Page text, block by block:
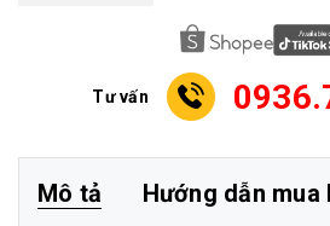
Tư vấn
Mô tả Hướng dẫn mua